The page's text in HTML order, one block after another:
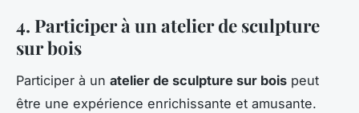
4. Participer à un atelier de sculpture
sur bois
Participer à un atelier de sculpture sur bois peut
être une expérience enrichissante et amusante.